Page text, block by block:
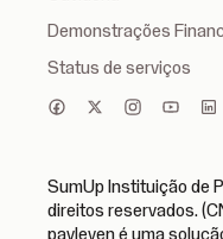
Demonstrações
Status de serviços
SumUp Instituição de
direitos reservados.
payleven é uma